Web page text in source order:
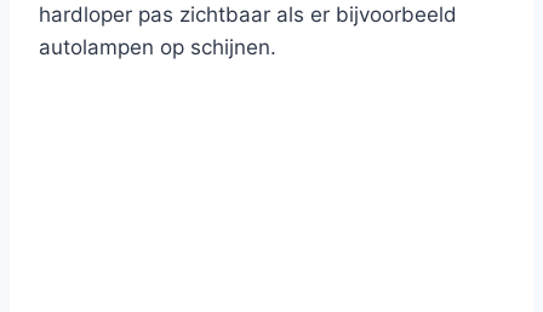
hardloper pas zichtbaar als er bijvoorbeeld
autolampen op schijnen.